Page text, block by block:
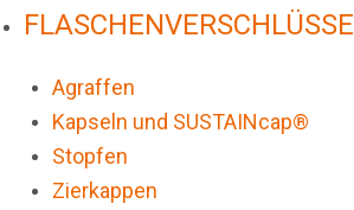
FLASCHENVERSCHLÜSSE
Agraffen
Kapseln und SUSTAINcap®
Stopfen
Zierkappen